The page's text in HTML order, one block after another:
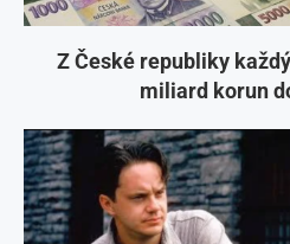
Z České republiky
miliard korun